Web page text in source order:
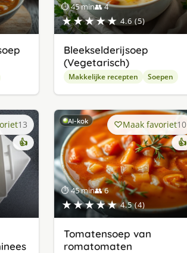
⏱ 45 min👥 4
★★★★★ 4.6 (5)
Bleekselderijsoep
(Vegetarisch)
Makkelijke recepten Soepen
13
👍
AI-kok
⏱ 45 min👥 6
★★★★★ 4.5 (4)
Maak favoriet10
👍
Tomatensoep van
romatomaten